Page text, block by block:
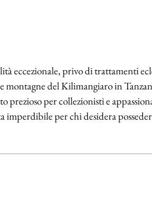
eccezionale, privo di trattamenti
montagne del Kilimangiaro in
prezioso per collezionisti e
imperdibile per chi desidera